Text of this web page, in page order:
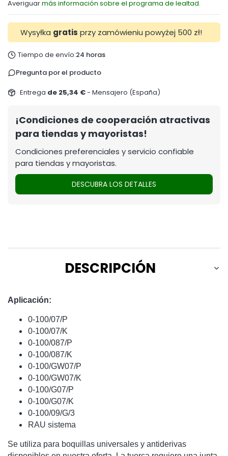
Averiguarmás información sobre el programa de lealtad.
Wysyłka gratis przy zamówieniu powyżej 500 zł!
Tiempo de envío:24 horas
Pregunta por el producto
Entrega de 25,34 €- Mensajero (España)
¡Condiciones de cooperación atractivas
para tiendas y mayoristas!
Condiciones preferenciales y servicio confiable
para tiendas y mayoristas.
DESCUBRA LOS DETALLES
DESCRIPCIÓN
Aplicación:
0-100/07/P
0-100/07/K
0-100/087/P
0-100/087/K
0-100/GW07/P
0-100/GW07/K
0-100/G07/P
0-100/G07/K
0-100/09/G/3
RAU sistema
Se utiliza para boquillas universales y antiderivas